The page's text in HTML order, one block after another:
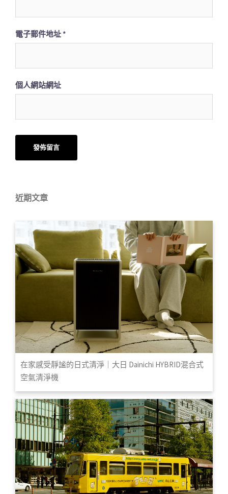
電子郵件地址 *
個人網站網址
近期文章
在家感受靜謐的日式清淨｜大日 Dainichi HYBRID混合式
空氣清淨機